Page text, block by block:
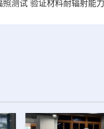
测试 验证材料耐辐射能力